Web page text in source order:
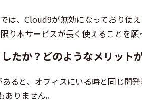
は、Cloud9が無効になっており使え
本サービスが長く使えることを願
たか？どのようなメリット
ると、オフィスにいる時と同じ開
りません。